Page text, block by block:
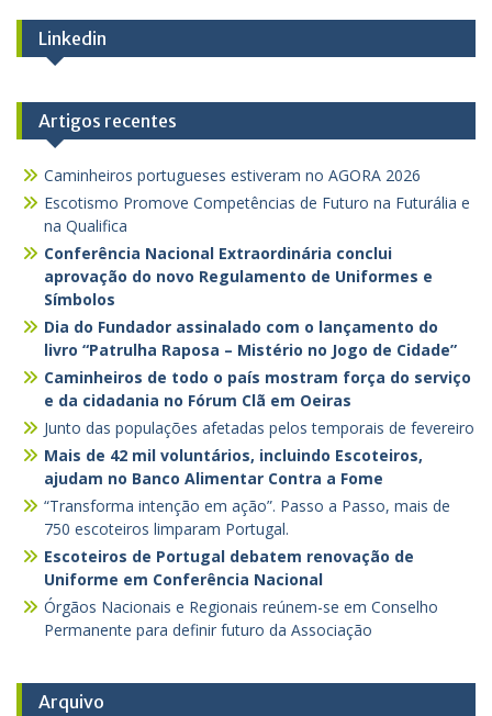
Linkedin
Artigos recentes
Caminheiros portugueses estiveram no AGORA 2026
Escotismo Promove Competências de Futuro na Futurália e
na Qualifica
Conferência Nacional Extraordinária conclui
aprovação do novo Regulamento de Uniformes e
Símbolos
Dia do Fundador assinalado com o lançamento do
livro “Patrulha Raposa – Mistério no Jogo de Cidade”
Caminheiros de todo o país mostram força do serviço
e da cidadania no Fórum Clã em Oeiras
Junto das populações afetadas pelos temporais de fevereiro
Mais de 42 mil voluntários, incluindo Escoteiros,
ajudam no Banco Alimentar Contra a Fome
“Transforma intenção em ação”. Passo a Passo, mais de
750 escoteiros limparam Portugal.
Escoteiros de Portugal debatem renovação de
Uniforme em Conferência Nacional
Órgãos Nacionais e Regionais reúnem-se em Conselho
Permanente para definir futuro da Associação
Arquivo